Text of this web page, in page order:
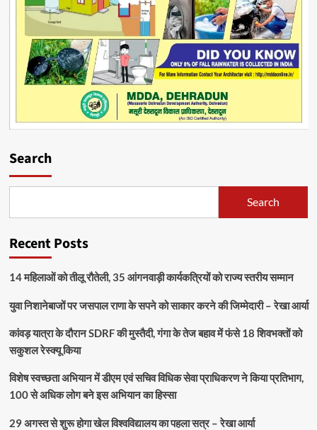
Search
Search
Recent Posts
14 महिलाओं को तीलू रौतेली, 35 आंगनवाड़ी कार्यकत्रियों को राज्य स्तरीय सम्मान
युवा निशानेबाजों पर जसपाल राणा के सपने को साकार करने की जिम्मेदारी – रेखा आर्या
कांवड़ यात्रा के दौरान SDRF की मुस्तैदी, गंगा के तेज बहाव में फंसे 18 शिवभक्तों को
सकुशल रेस्क्यू किया
विशेष स्वच्छता अभियान में डीएम एवं सचिव विधिक सेवा प्राधिकरण ने किया प्रतिभाग,
100 से अधिक लोग बने इस अभियान का हिस्सा
29 अगस्त से शुरू होगा खेल विश्वविद्यालय का पहला सत्र – रेखा आर्या